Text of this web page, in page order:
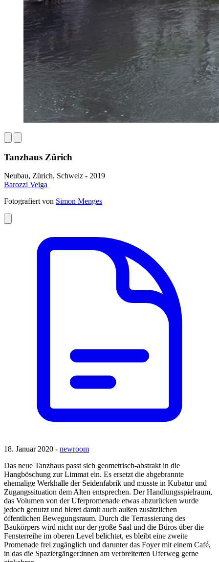
Tanzhaus Zürich
Neubau, Zürich, Schweiz - 2019
Barozzi Veiga
Fotografiert von Simon Menges
18. Januar 2020 - newroom
Das neue Tanzhaus passt sich geometrisch-abstrakt in die
Hangböschung zur Limmat ein. Es ersetzt die abgebrannte
ehemalige Werkhalle der Seidenfabrik und musste in Kubatur und
Zugangssituation dem Alten entsprechen. Der Handlungsspielraum,
das Volumen von der Uferpromenade etwas abzurücken wurde
jedoch genutzt und bietet damit auch außen zusätzlichen
öffentlichen Bewegungsraum. Durch die Terrassierung des
Baukörpers wird nicht nur der große Saal und die Büros über die
Fensterreihe im oberen Level belichtet, es bleibt eine zweite
Promenade frei zugänglich und darunter das Foyer mit einem Café,
in das die Spaziergänger:innen am verbreiterten Uferweg gerne